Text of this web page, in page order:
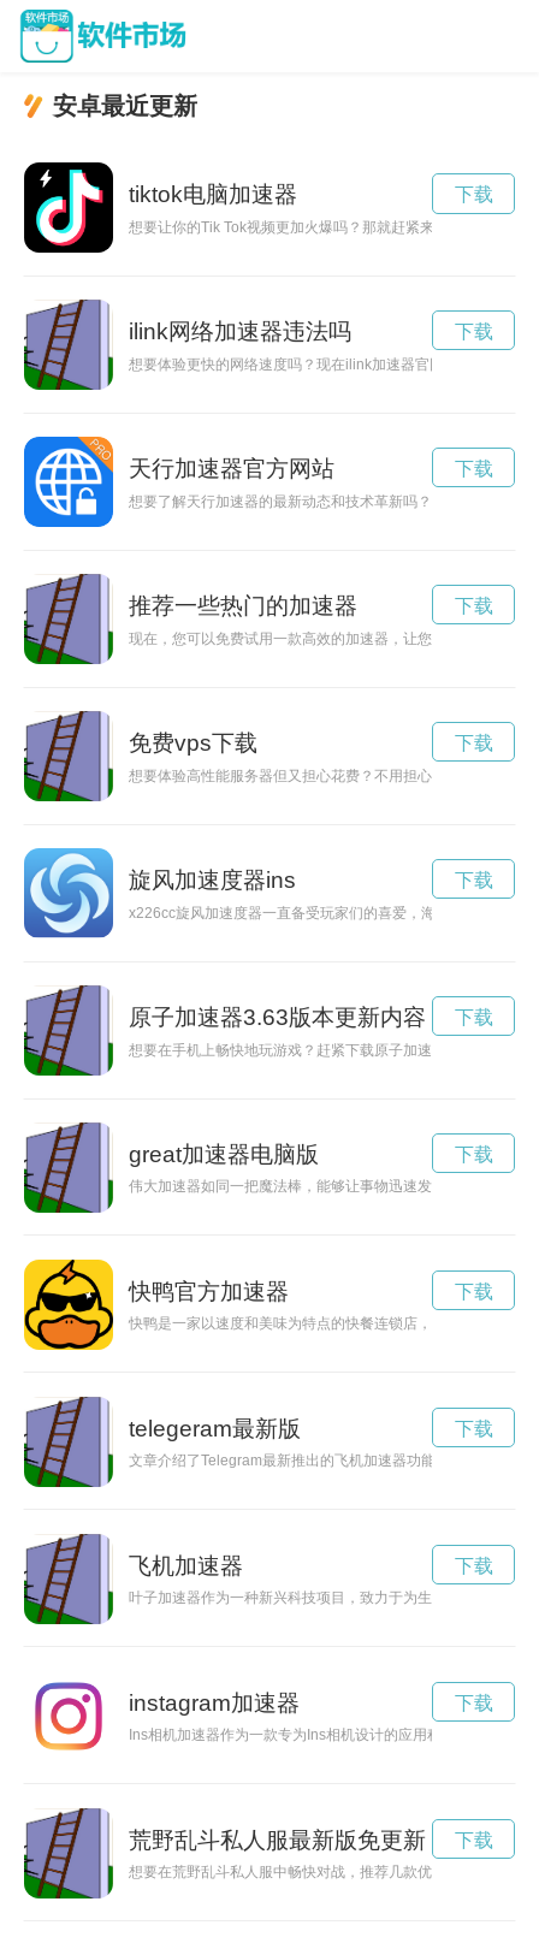
安卓最近更新
tiktok电脑加速器
想要让你的Tik Tok视频更加火爆吗？那就赶紧来看看这篇推荐
下载
ilink网络加速器违法吗
想要体验更快的网络速度吗？现在ilink加速器官网正式上线啦
下载
天行加速器官方网站
想要了解天行加速器的最新动态和技术革新吗？那就赶紧点击
下载
推荐一些热门的加速器
现在，您可以免费试用一款高效的加速器，让您在上网时畅通
下载
免费vps下载
想要体验高性能服务器但又担心花费？不用担心！现在有免费
下载
旋风加速度器ins
x226cc旋风加速度器一直备受玩家们的喜爱，海外版本更是让
下载
原子加速器3.63版本更新内容
想要在手机上畅快地玩游戏？赶紧下载原子加速App的最新版
下载
great加速器电脑版
伟大加速器如同一把魔法棒，能够让事物迅速发展，让创新加
下载
快鸭官方加速器
快鸭是一家以速度和美味为特点的快餐连锁店，提供各种口味
下载
telegeram最新版
文章介绍了Telegram最新推出的飞机加速器功能，通过该功能
下载
飞机加速器
叶子加速器作为一种新兴科技项目，致力于为生态环境保护注
下载
instagram加速器
Ins相机加速器作为一款专为Ins相机设计的应用程序，具有强
下载
荒野乱斗私人服最新版免更新
想要在荒野乱斗私人服中畅快对战，推荐几款优秀的加速器，
下载